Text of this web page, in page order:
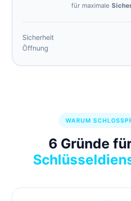
für maximale
Sicherheit
Öffnung
WARUM
6 Gründe